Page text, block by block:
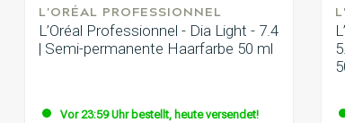
L'ORÉAL PROFESSIONNEL
L’Oréal Professionnel - Dia Light - 7.4
| Semi-permanente Haarfarbe 50 ml
Vor 23:59 Uhr bestellt, heute versendet!